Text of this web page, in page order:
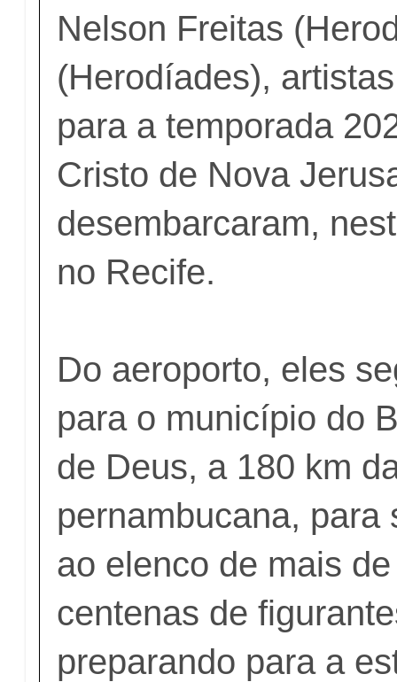
Nelson Freitas
(Herodíades),
para a temporada
Cristo de Nova
desembarcaram,
no Recife.
Do aeroporto, eles
para o município do
de Deus, a 180 km
pernambucana, para
ao elenco de mais
centenas de
preparando para a